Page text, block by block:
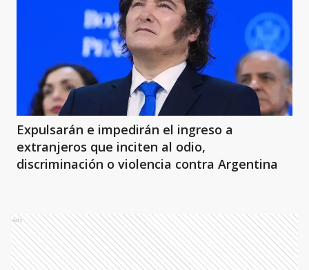
Expulsarán e impedirán el ingreso a
extranjeros que inciten al odio,
discriminación o violencia contra Argentina
Ads